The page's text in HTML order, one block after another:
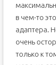
в чем-то
адаптера.
очень
только к